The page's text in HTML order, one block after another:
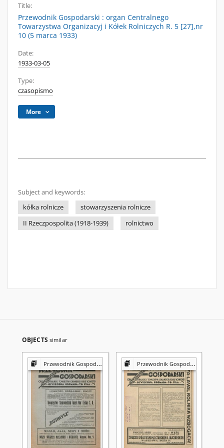
Title:
Przewodnik Gospodarski : organ Centralnego
Towarzystwa Organizacyj i Kółek Rolniczych R. 5 [27],nr
10 (5 marca 1933)
Date:
1933-03-05
Type:
czasopismo
More
Subject and keywords:
kółka rolnicze
stowarzyszenia rolnicze
II Rzeczpospolita (1918-1939)
rolnictwo
OBJECTS similar
Przewodnik Gospodarski Przewodnik Gospodarski